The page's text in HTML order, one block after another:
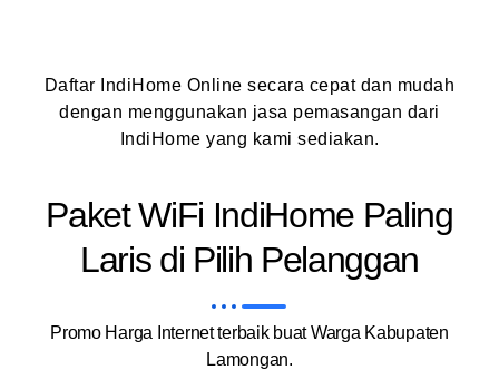
Daftar IndiHome Online secara cepat dan mudah
dengan menggunakan jasa pemasangan dari
IndiHome yang kami sediakan.
Paket WiFi IndiHome Paling
Laris di Pilih Pelanggan
Promo Harga Internet terbaik buat Warga Kabupaten
Lamongan.